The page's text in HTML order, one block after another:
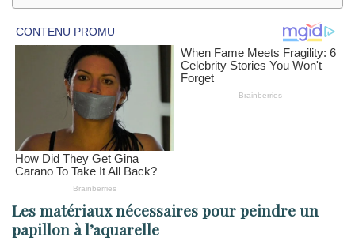
Les matériaux nécessaires pour peindre un
papillon à l’aquarelle